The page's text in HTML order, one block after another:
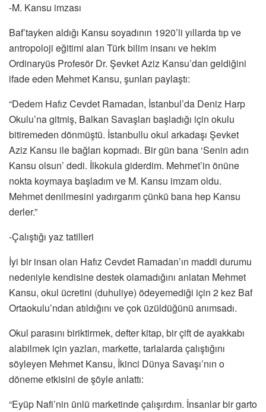
-M. Kansu imzası
Baf’tayken aldığı Kansu soyadının 1920’li yıllarda tıp ve
antropoloji eğitimi alan Türk bilim insanı ve hekim
Ordinaryüs Profesör Dr. Şevket Aziz Kansu’dan geldiğini
ifade eden Mehmet Kansu, şunları paylaştı:
“Dedem Hafız Cevdet Ramadan, İstanbul’da Deniz Harp
Okulu’na gitmiş, Balkan Savaşları başladığı için okulu
bitiremeden dönmüştü. İstanbullu okul arkadaşı Şevket
Aziz Kansu ile bağları kopmadı. Bir gün bana ‘Senin adın
Kansu olsun’ dedi. İlkokula giderdim. Mehmet’in önüne
nokta koymaya başladım ve M. Kansu imzam oldu.
Mehmet denilmesini yadırgarım çünkü bana hep Kansu
derler.”
-Çalıştığı yaz tatilleri
İyi bir insan olan Hafız Cevdet Ramadan’ın maddi durumu
nedeniyle kendisine destek olamadığını anlatan Mehmet
Kansu, okul ücretini (duhuliye) ödeyemediği için 2 kez Baf
Ortaokulu’ndan atıldığını ve çok üzüldüğünü anımsadı.
Okul parasını biriktirmek, defter kitap, bir çift de ayakkabı
alabilmek için yazları, markette, tarlalarda çalıştığını
söyleyen Mehmet Kansu, İkinci Dünya Savaşı’nın o
döneme etkisini de şöyle anlattı:
“Eyüp Nafi’nin ünlü marketinde çalışırdım. İnsanlar bir garto